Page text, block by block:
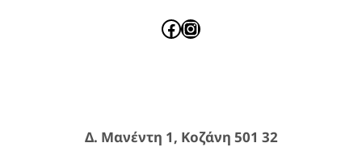
Facebook
Instagram
Δ. Μανέντη 1, Κοζάνη 501 32